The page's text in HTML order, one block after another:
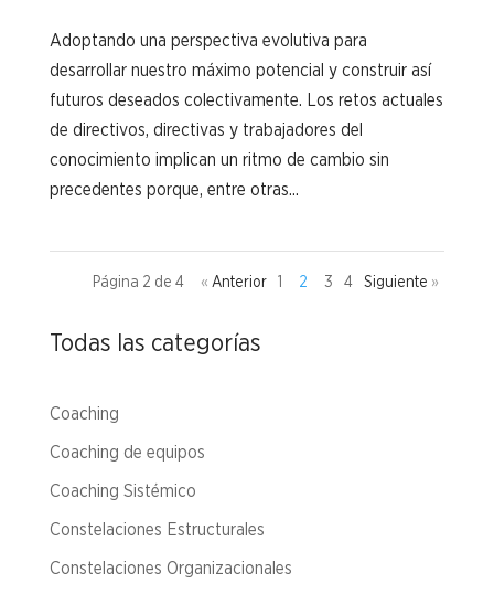
Adoptando una perspectiva evolutiva para
desarrollar nuestro máximo potencial y construir así
futuros deseados colectivamente. Los retos actuales
de directivos, directivas y trabajadores del
conocimiento implican un ritmo de cambio sin
precedentes porque, entre otras...
Página 2 de 4 « 1 2 3 4 »
Todas las categorías
Coaching
Coaching de equipos
Coaching Sistémico
Constelaciones Estructurales
Constelaciones Organizacionales